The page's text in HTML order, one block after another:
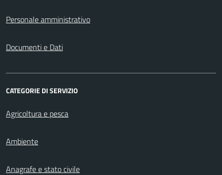
Personale amministrativo
Documenti e Dati
CATEGORIE DI SERVIZIO
Agricoltura e pesca
Ambiente
Anagrafe e stato civile